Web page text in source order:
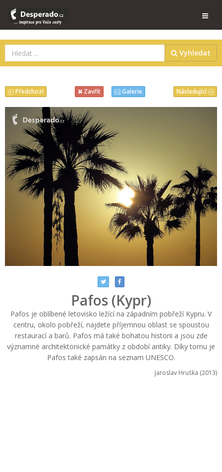
Vyhledat
Následující
Předchozí Zavřít Galerie
Pafos (Kypr)
Pafos je oblíbené letovisko ležící na západním pobřeží Kypru. V
centru, okolo pobřeží, najdete příjemnou oblast se spoustou
restaurací a barů. Pafos má také bohatou historii a jsou zde
významné architektonické památky z období antiky. Díky tomu je
Pafos také zapsán na seznam UNESCO.
Jaroslav Hruška (2013)